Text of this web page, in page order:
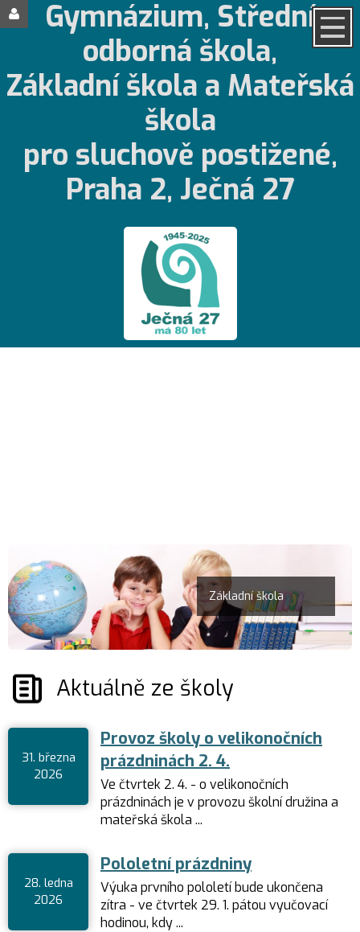
Gymnázium, Střední
odborná škola,
Základní škola a Mateřská
škola
pro sluchově postižené,
Praha 2, Ječná 27
Základní škola
Aktuálně ze školy
31. března
2026
Provoz školy o velikonočních
prázdninách 2. 4.
Ve čtvrtek 2. 4. - o velikonočních
prázdninách je v provozu školní družina a
mateřská škola ...
28. ledna
2026
Pololetní prázdniny
Výuka prvního pololetí bude ukončena
zítra - ve čtvrtek 29. 1. pátou vyučovací
hodinou, kdy ...